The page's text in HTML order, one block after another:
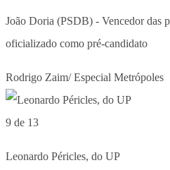
João Doria (PSDB) - Vencedor das
oficializado como pré-candidato
Rodrigo Zaim/ Especial Metrópoles
9 de 13
Leonardo Péricles, do UP